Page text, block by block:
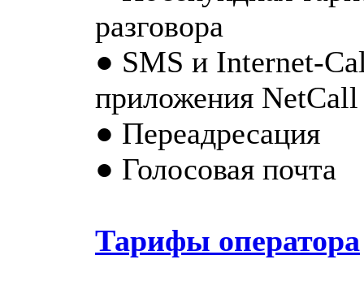
разговора
● SMS и Internet-
приложения
● Переадресация
● Голосовая почта
Тарифы оператора